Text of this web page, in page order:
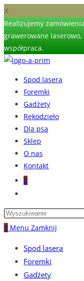
X
Realizujemy
grawerowane laserowo,
współpraca.
Skip
content
Spod lasera
Foremki
Gadżety
Rękodzieło
Dla psa
Sklep
O nas
Kontakt
0
search
0 Menu Zamknij
Spod lasera
Foremki
Gadżety